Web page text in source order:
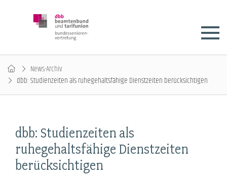
News-Archiv
dbb: Studienzeiten als ruhegehaltsfähige Dienstzeiten berücksichtigen
dbb: Studienzeiten als
ruhegehaltsfähige Dienstzeiten
berücksichtigen